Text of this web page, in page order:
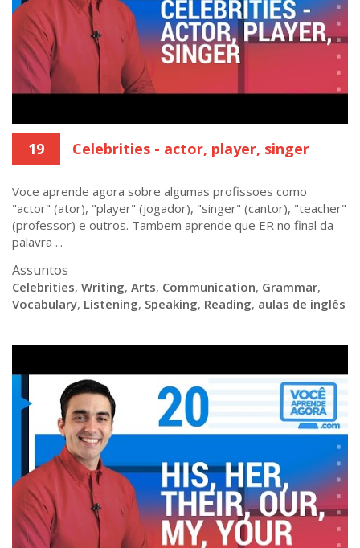
19 Celebrities - actor, player, singer
Voce aprende agora sobre algumas profissoes como
"actor" (ator), "player" (jogador), "singer" (cantor), "teacher"
(professor) e outros. Tambem aprende que ER no final da
palavra ...
Assuntos
Celebrities, Writing, Arts, Communication, Grammar,
Vocabulary, Listening, Speaking, Reading, aulas de inglês